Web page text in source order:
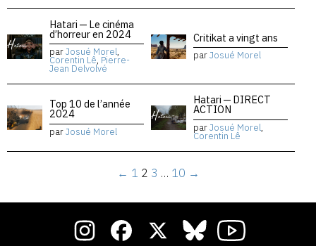
Hatari — Le cinéma
d’horreur en 2024
parJosué Morel,
Corentin Lê, Pierre-
Jean Delvolvé
Critikat a vingt ans
parJosué Morel
Top 10 de l’année
2024
parJosué Morel
Hatari — DIRECT
ACTION
parJosué Morel,
Corentin Lê
← 1 2 3 … 10 →